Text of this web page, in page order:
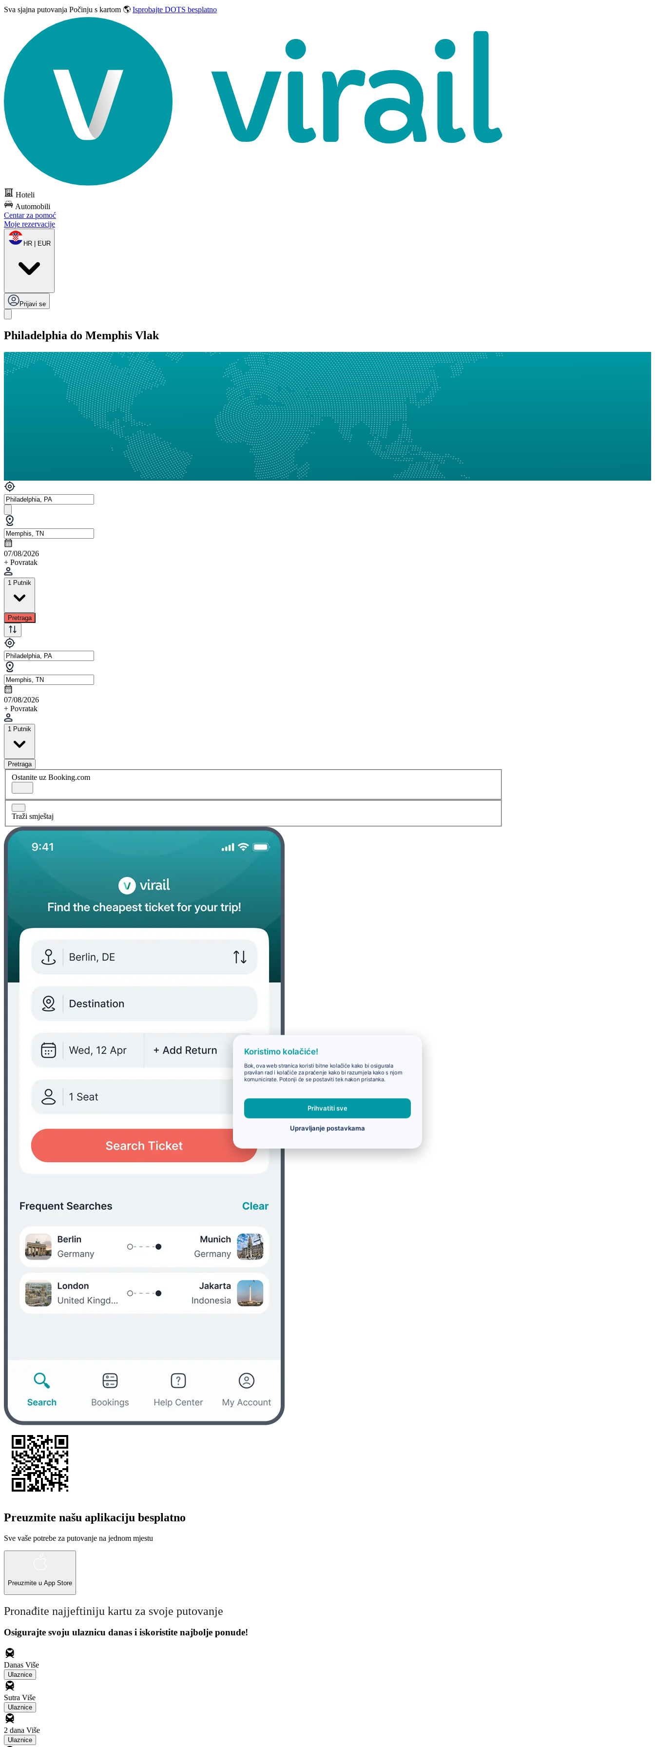
Sva sjajna putovanja Počinju s kartom 🌎 Isprobajte DOTS besplatno
Hoteli
Automobili
Centar za pomoć
Moje rezervacije
HR | EUR
Prijavi se
Philadelphia do Memphis Vlak
07/08/2026
+ Povratak
1 Putnik
Pretraga
07/08/2026
+ Povratak
1 Putnik
Pretraga
Ostanite uz Booking.com
Traži smještaj
Preuzmite našu aplikaciju besplatno
Sve vaše potrebe za putovanje na jednom mjestu
Preuzmite u App Store
Pronađite najjeftiniju kartu za svoje putovanje
Osigurajte svoju ulaznicu danas i iskoristite najbolje ponude!
Danas Više
Ulaznice
Sutra Više
Ulaznice
2 dana Više
Ulaznice
Koristimo kolačiće!
Bok, ova web stranica koristi bitne kolačiće kako bi osigurala
pravilan rad i kolačiće za praćenje kako bi razumjela kako s njom
komunicirate. Potonji će se postaviti tek nakon pristanka.
Prihvatiti sve
Upravljanje postavkama